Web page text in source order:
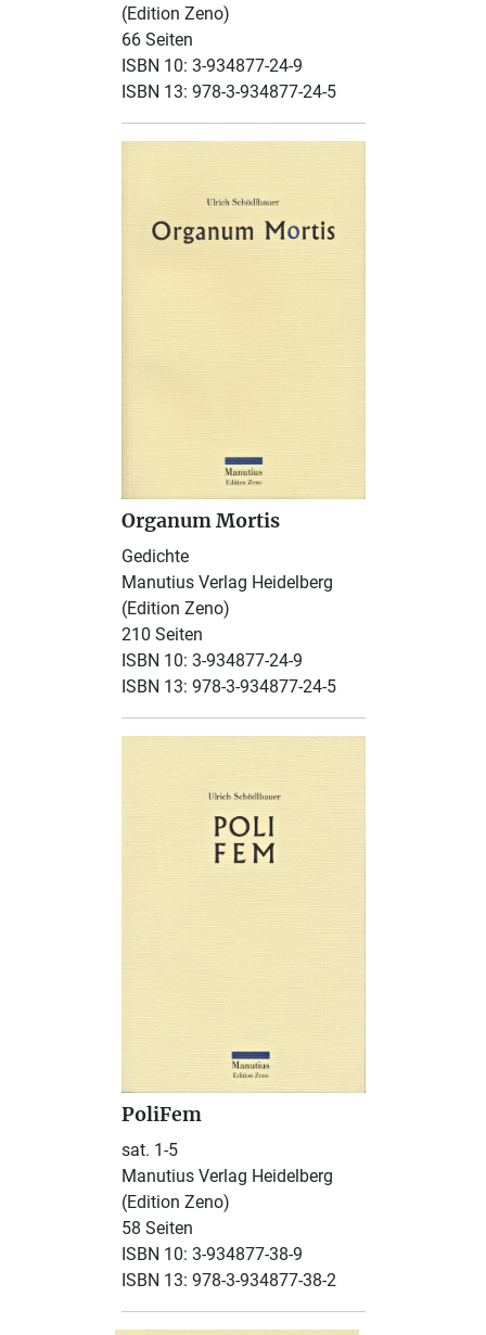
(Edition Zeno)
66 Seiten
ISBN 10: 3-934877-24-9
ISBN 13: 978-3-934877-24-5
Organum Mortis
Gedichte
Manutius Verlag Heidelberg
(Edition Zeno)
210 Seiten
ISBN 10: 3-934877-24-9
ISBN 13: 978-3-934877-24-5
PoliFem
sat. 1-5
Manutius Verlag Heidelberg
(Edition Zeno)
58 Seiten
ISBN 10: 3-934877-38-9
ISBN 13: 978-3-934877-38-2